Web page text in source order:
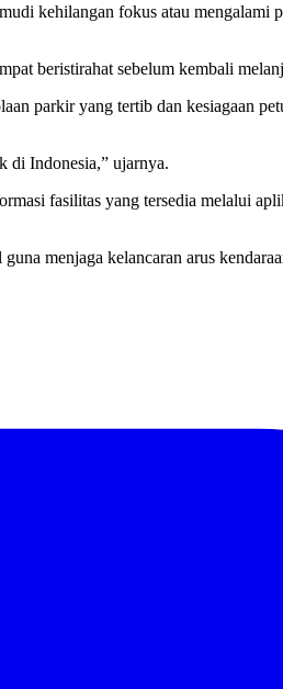
kehilangan fokus atau mengalami
beristirahat sebelum kembali
parkir yang tertib dan kesiagaan
di Indonesia,” ujarnya.
fasilitas yang tersedia melalui
menjaga kelancaran arus